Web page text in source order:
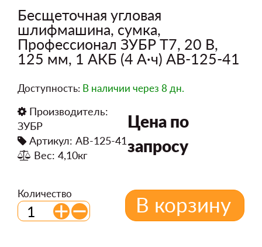
Бесщеточная угловая
шлифмашина, сумка,
Профессионал ЗУБР Т7, 20 В,
125 мм, 1 АКБ (4 А·ч) AB-125-41
Доступность: В наличии через 8 дн.
Производитель:
ЗУБР
Артикул: AB-125-41
Вес: 4,10кг
Цена по
запросу
Количество В корзину